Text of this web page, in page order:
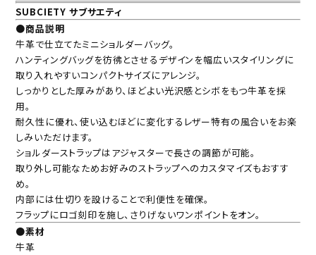
SUBCIETY サブサエティ
●商品説明
牛革で仕立てたミニショルダーバッグ。
ハンティングバッグを彷彿とさせるデザインを幅広いスタイリングに
取り入れやすいコンパクトサイズにアレンジ。
しっかりとした厚みがあり、ほどよい光沢感とシボをもつ牛革を採
用。
耐久性に優れ、使い込むほどに変化するレザー特有の風合いをお楽
しみいただけます。
ショルダーストラップはアジャスターで長さの調節が可能。
取り外し可能なためお好みのストラップへのカスタマイズもおすす
め。
内部には仕切りを設けることで利便性を確保。
フラップにロゴ刻印を施し、さりげないワンポイントをオン。
●素材
牛革